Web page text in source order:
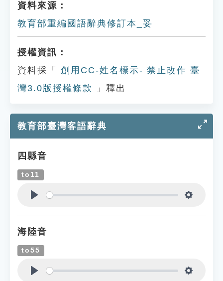
資料來源：
教育部重編國語辭典修訂本_妥
授權資訊：
資料採「
創用CC-姓名標示- 禁止改作 臺
灣3.0版授權條款
」釋出
教育部臺灣客語辭典
四縣音
to11
海陸音
to55